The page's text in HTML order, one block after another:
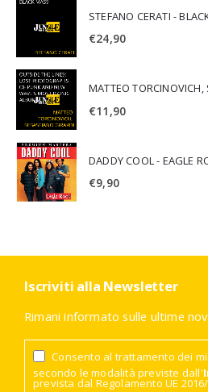
STEFANO CERATI -
€24,90
€11,90
DADDY COOL - EAGLE
€9,90
Iscriviti alla Newsletter
Rimani informato sulle ultime
Consento al trattamento dei
secondo le modalità previste dall'
prevista dal Regolamento UE